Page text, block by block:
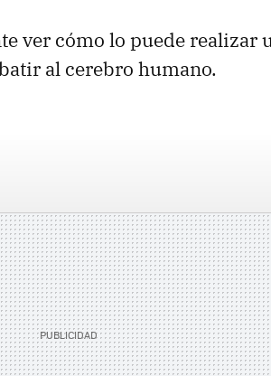
ver cómo lo puede realizar
al cerebro humano.